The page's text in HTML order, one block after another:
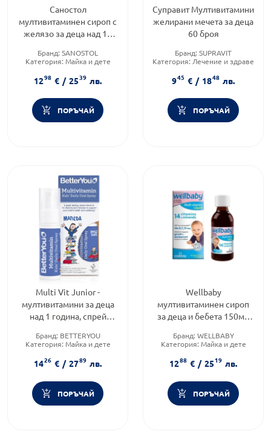
Саностол
мултивитаминен сироп с
желязо за деца над 10
Бранд: SANOSTOL
Категория: Майка и дете
1298 € / 2539 лв.
ПОРЪЧАЙ
Суправит Мултивитамини
желирани мечета за деца
60 броя
Бранд: SUPRAVIT
Категория: Лечение и здраве
желирани мечета
945 € / 1848 лв.
ПОРЪЧАЙ
Multi Vit Junior -
мултивитамини за деца
над 1 година, спрей
Бранд: BETTERYOU
Категория: Майка и дете
1426 € / 2789 лв.
ПОРЪЧАЙ
Wellbaby
мултивитаминен сироп
за деца и бебета 150мл
Бранд: WELLBABY
Категория: Майка и дете
1288 € / 2519 лв.
ПОРЪЧАЙ